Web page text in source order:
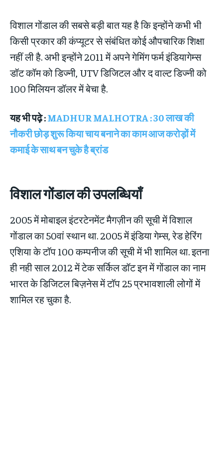
विशाल गोंडाल की सबसे बड़ी बात यह है कि इन्होंने कभी भी
किसी प्रकार की कंप्यूटर से संबंधित कोई औपचारिक शिक्षा
नहीं ली है. अभी इन्होंने 2011 में अपने गेमिंग फर्म इंडियागेम्स
डॉट कॉम को डिज्नी, UTV डिजिटल और द वाल्ट डिज्नी को
100 मिलियन डॉलर में बेचा है.
यह भी पढ़े :MADHUR MALHOTRA : 30 लाख की
नौकरी छोड़ शुरू किया चाय बनाने का काम आज करोड़ों में
कमाई के साथ बन चुके है ब्रांड
विशाल गोंडाल की उपलब्धियाँ
2005 में मोबाइल इंटरटेनमेंट मैगज़ीन की सूची में विशाल
गोंडाल का 50वां स्थान था. 2005 में इंडिया गेम्स, रेड हेरिंग
एशिया के टॉप 100 कम्पनीज की सूची में भी शामिल था. इतना
ही नही साल 2012 में टेक सर्किल डॉट इन में गोंडाल का नाम
भारत के डिजिटल बिज़नेस में टॉप 25 प्रभावशाली लोगों में
शामिल रह चुका है.